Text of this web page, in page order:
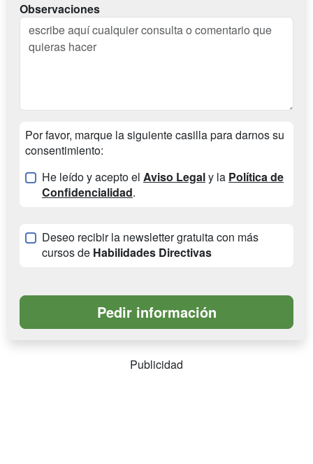
Observaciones
Por favor, marque la siguiente casilla para darnos su
consentimiento:
He leído y acepto el Aviso Legaly la Política de
Confidencialidad.
Deseo recibir la newsletter gratuita con más
cursos de Habilidades Directivas
Publicidad